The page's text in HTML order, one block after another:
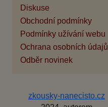
Diskuse
Obchodní podmínky
Podmínky užívání webu
Ochrana osobních údajů
Odběr novinek
zkousky-nanecisto.cz